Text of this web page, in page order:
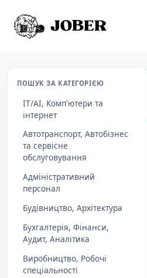
ПОШУК ЗА КАТЕГОРІЄЮ
IT/AI, Комп'ютери та
інтернет
Автотранспорт, Автобізнес
та сервісне
обслуговування
Адміністративний
персонал
Будівництво, Архітектура
Бухгалтерія, Фінанси,
Aудит, Аналітика
Виробництво, Робочі
спеціальності